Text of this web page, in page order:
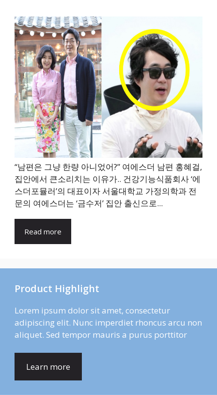
“남편은 그냥 한량 아니었어?” 여에스더 남편 홍혜걸,
집안에서 큰소리치는 이유가.. 건강기능식품회사 ‘에
스더포뮬러’의 대표이자 서울대학교 가정의학과 전
문의 여에스더는 ‘금수저’ 집안 출신으로...
Read more
Product Highlight
Lorem ipsum dolor sit amet, consectetur
adipiscing elit. Nunc imperdiet rhoncus arcu non
aliquet. Sed tempor mauris a purus porttitor
Learn more